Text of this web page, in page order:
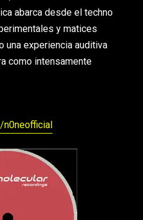
abarca desde el techno
y matices
una experiencia auditiva
como intensamente